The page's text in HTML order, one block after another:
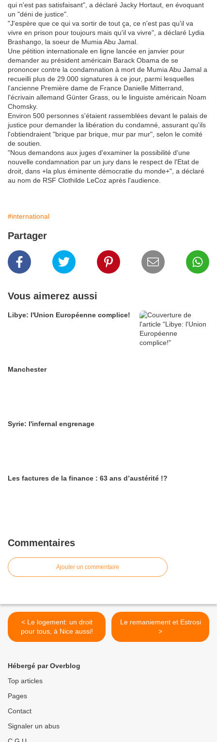
qui n'est pas satisfaisant", a déclaré Jacky Hortaut, en évoquant
un "déni de justice".
"J'espère que ce qui va sortir de tout ça, ce n'est pas qu'il va
vivre en prison pour toujours mais qu'il va vivre", a déclaré Lydia
Brashango, la soeur de Mumia Abu Jamal.
Une pétition internationale en ligne lancée en janvier pour
demander au président américain Barack Obama de se
prononcer contre la condamnation à mort de Mumia Abu Jamal a
recueilli plus de 29.000 signatures à ce jour, parmi lesquelles
l'ancienne Première dame de France Danielle Mitterrand,
l'écrivain allemand Günter Grass, ou le linguiste américain Noam
Chomsky.
Environ 500 personnes s'étaient rassemblées devant le palais de
justice pour demander la libération du condamné, assurant qu'ils
l'obtiendraient "brique par brique, mur par mur", selon le comité
de soutien.
"Nous demandons aux juges d'examiner la possibilité d'une
nouvelle condamnation par un jury dans le respect de l'Etat de
droit, dans +la plus éminente démocratie du monde+", a déclaré
au nom de RSF Clothilde LeCoz après l'audience.
#international
Partager
Vous aimerez aussi
Libye: l'Union Européenne complice!
Manchester
Syrie: l'infernal engrenage
Les factures de la finance : 63 ans d’austérité !?
Commentaires
Ajouter un commentaire
< Le logement: un droit
pour tous, à Nice aussi!
Le remaniement et Estrosi
>
Hébergé par Overblog
Top articles
Pages
Contact
Signaler un abus